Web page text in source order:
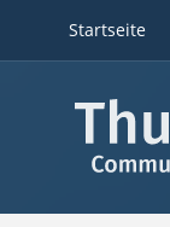
Startseite